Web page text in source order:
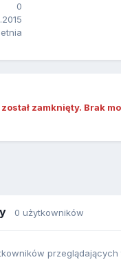
0
zamknięty. Brak
0 użytkowników
przeglądających